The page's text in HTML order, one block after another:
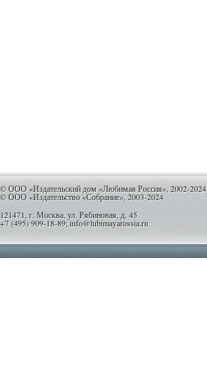
© ООО «Издательский дом «Любимая Россия», 2002-2024
© ООО «Издательство «Собрание», 2003-2024
121471, г. Москва, ул. Рябиновая, д. 45
+7 (495) 909-18-89; info@lubimayarossia.ru